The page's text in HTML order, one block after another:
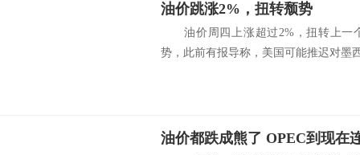
油价跳涨2%，扭转颓势
油价周四上涨超过2%，扭转上一
势，此前有报导称，美国可能推迟对墨